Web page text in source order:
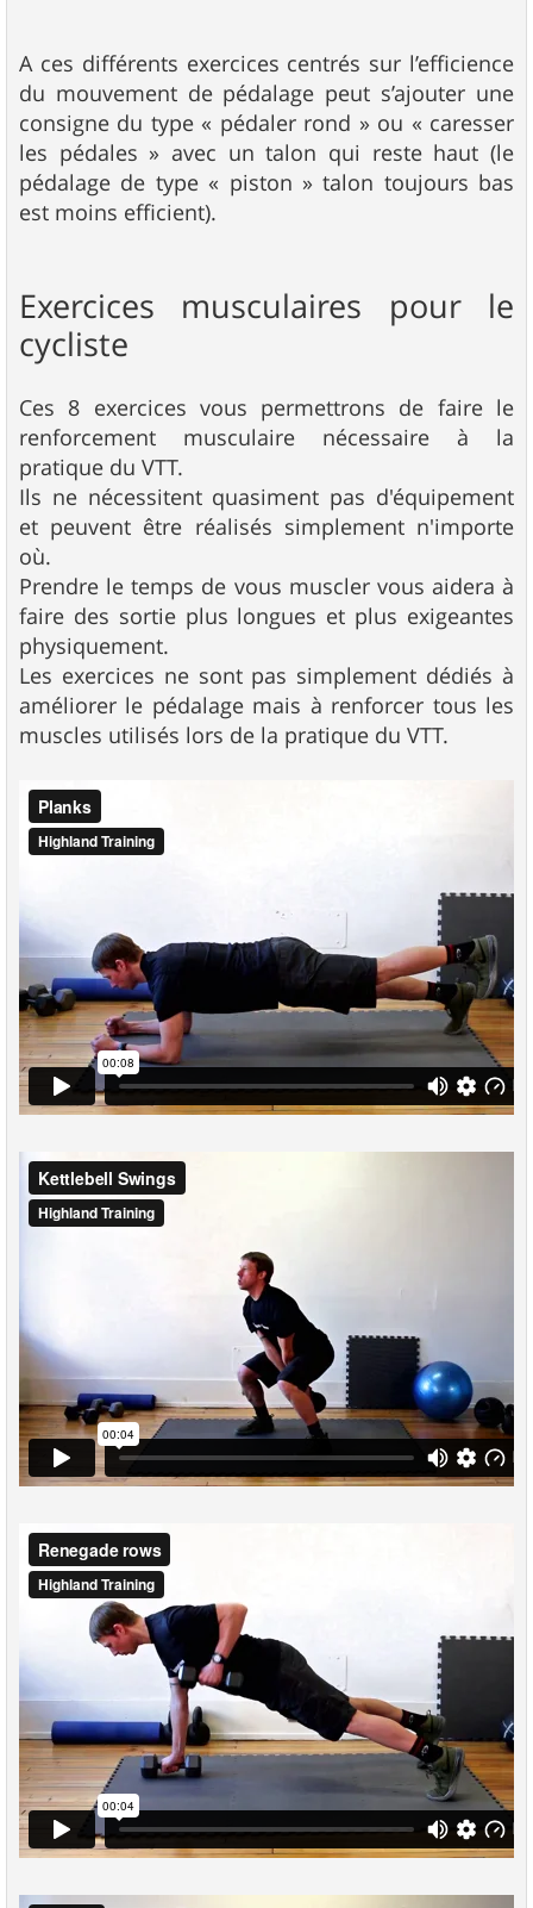
A ces différents exercices centrés sur l’efficience
du mouvement de pédalage peut s’ajouter une
consigne du type « pédaler rond » ou « caresser
les pédales » avec un talon qui reste haut (le
pédalage de type « piston » talon toujours bas
est moins efficient).
Exercices musculaires pour le
cycliste
Ces 8 exercices vous permettrons de faire le
renforcement musculaire nécessaire à la
pratique du VTT.
Ils ne nécessitent quasiment pas d'équipement
et peuvent être réalisés simplement n'importe
où.
Prendre le temps de vous muscler vous aidera à
faire des sortie plus longues et plus exigeantes
physiquement.
Les exercices ne sont pas simplement dédiés à
améliorer le pédalage mais à renforcer tous les
muscles utilisés lors de la pratique du VTT.